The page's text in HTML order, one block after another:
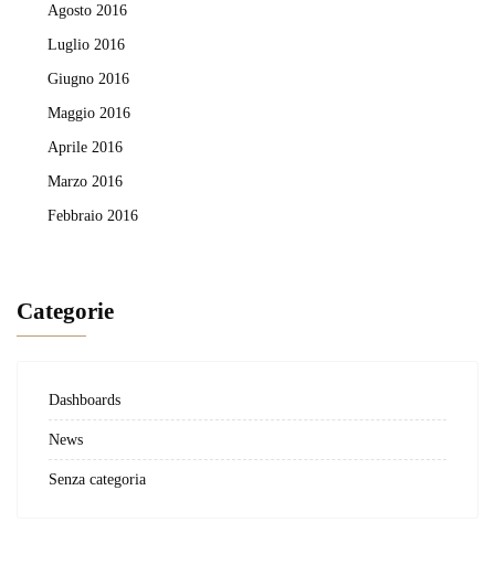
Agosto 2016
Luglio 2016
Giugno 2016
Maggio 2016
Aprile 2016
Marzo 2016
Febbraio 2016
Categorie
Dashboards
News
Senza categoria